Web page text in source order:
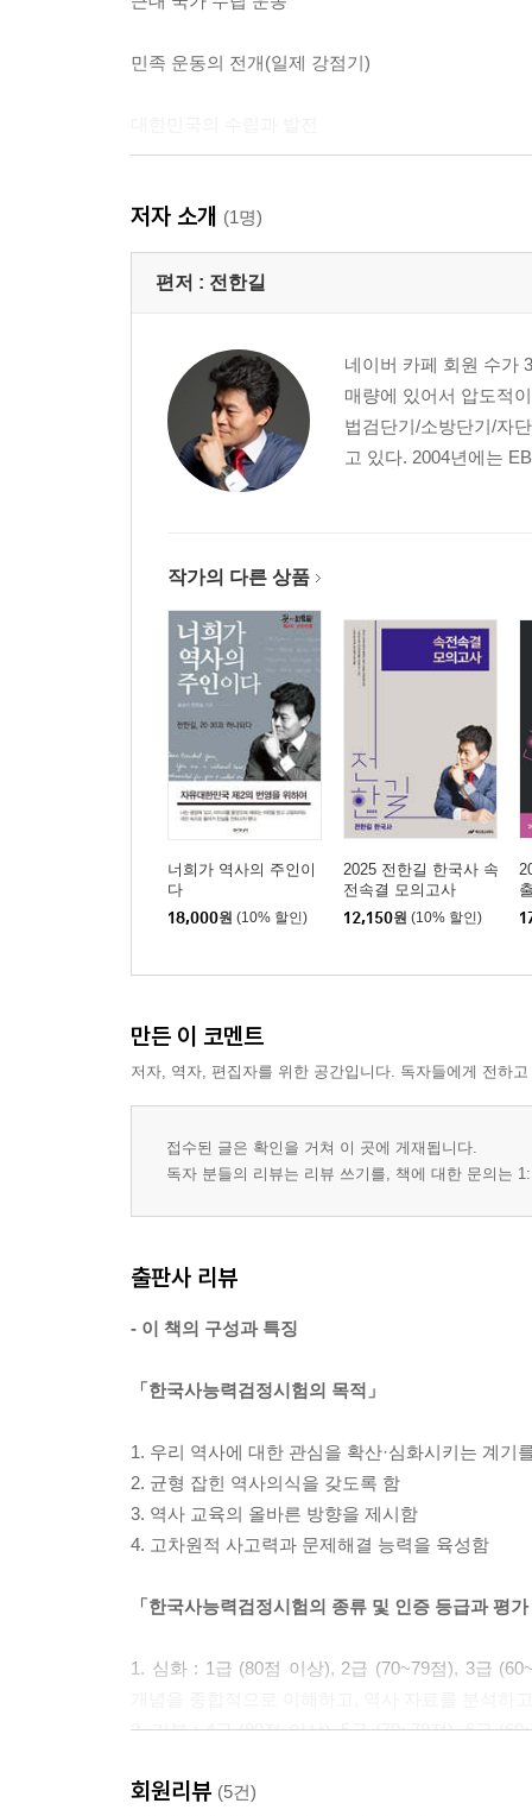
민족 운동의 전개(일제 강점기)
저자 소개 (1명)
편저 : 전한길
네이버 카페 회원 수가
매량에 있어서 압도적
법검단기/소방단기/자
고 있다. 2004년에는
작가의 다른 상품
너희가 역사의 주인이
다
18,000원 (10% 할인)
2025 전한길 한국사 속
전속결 모의고사
12,150원 (10% 할인)
만든 이 코멘트
저자, 역자, 편집자를 위한 공간입니다. 독자들에게 전하
접수된 글은 확인을 거쳐 이 곳에 게재됩니다.
독자 분들의 리뷰는 리뷰 쓰기를, 책에 대한 문의는
출판사 리뷰
- 이 책의 구성과 특징
「한국사능력검정시험의 목적」
1. 우리 역사에 대한 관심을 확산·심화시키는 계기
2. 균형 잡힌 역사의식을 갖도록 함
3. 역사 교육의 올바른 방향을 제시함
4. 고차원적 사고력과 문제해결 능력을 육성함
「한국사능력검정시험의 종류 및 인증 등급과 평
1. 심화 : 1급 (80점 이상), 2급 (70~79점), 3급
2. 기본 : 4급 (80점 이상), 5급 (70~79점), 6급
3. 2024년 시행 일정 : 심화는 2월 17일, 5월 25일,
회원리뷰 (5건)